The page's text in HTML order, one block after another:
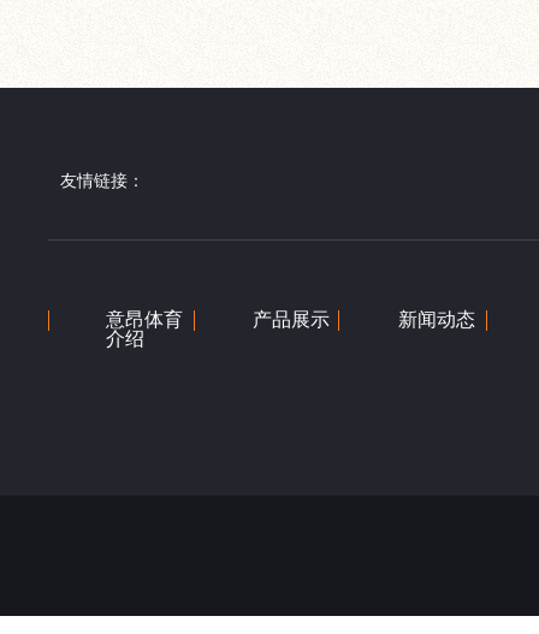
友情链接：
意昂体育
介绍
产品展示 新闻动态